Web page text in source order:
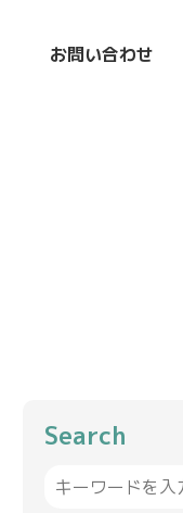
お問い合わせ
Search